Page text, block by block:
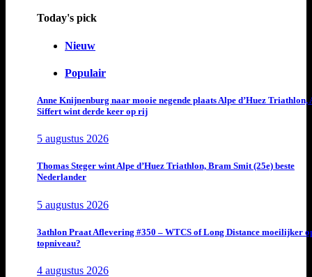
Today's pick
Nieuw
Populair
Anne Knijnenburg naar mooie negende plaats Alpe d’Huez Triathlon,
Siffert wint derde keer op rij
5 augustus 2026
Thomas Steger wint Alpe d’Huez Triathlon, Bram Smit (25e) beste
Nederlander
5 augustus 2026
3athlon Praat Aflevering #350 – WTCS of Long Distance moeilijker
topniveau?
4 augustus 2026